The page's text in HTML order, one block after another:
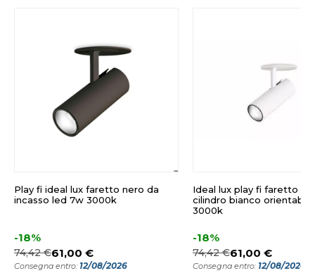
Play fi ideal lux faretto nero da
incasso led 7w 3000k
-18%
74,42 €61,00 €
Consegna entro: 12/08/2026
Ideal lux play fi faretto da
cilindro bianco
3000k
-18%
74,42 €61,00 €
Consegna entro: 12/08/2026